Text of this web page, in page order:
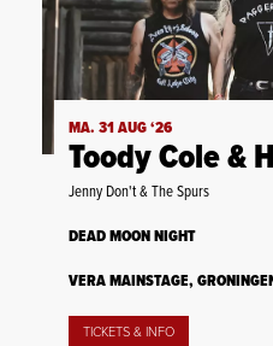
MA. 31 AUG ‘26
Toody Cole &
Jenny Don't & The Spurs
DEAD MOON NIGHT
VERA MAINSTAGE,
TICKETS & INFO